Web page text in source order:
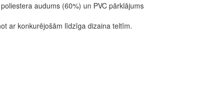
audums (60%) un PVC pārklājums
ar konkurējošām līdzīga dizaina teltīm.